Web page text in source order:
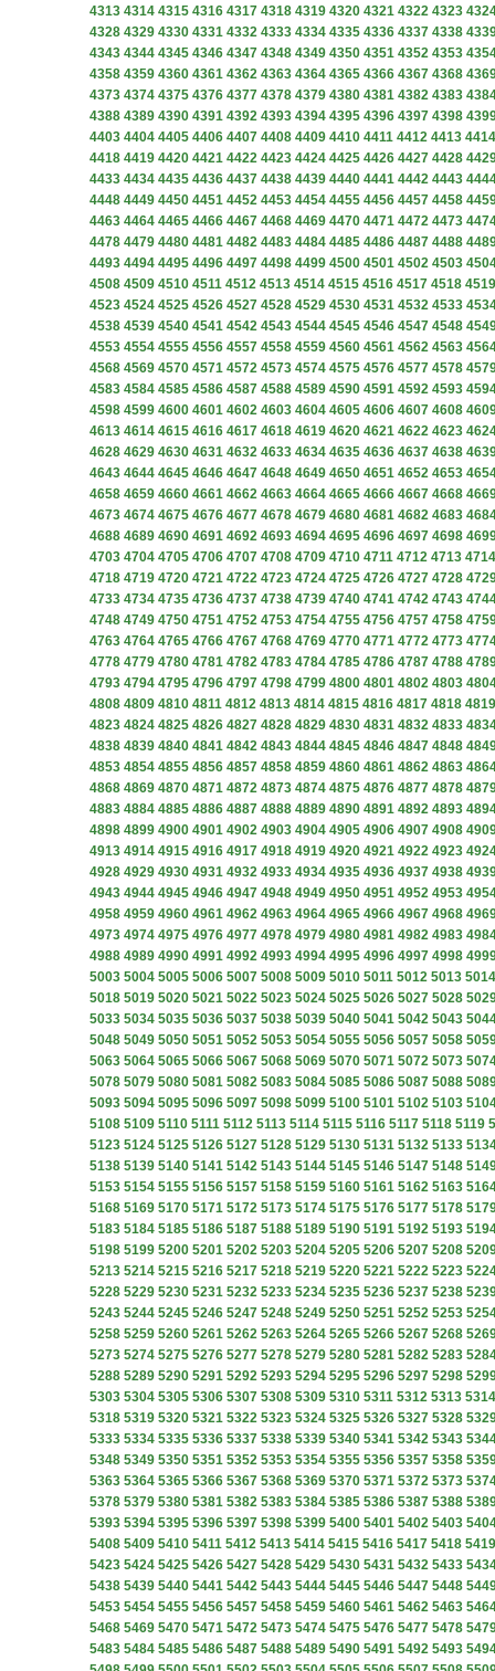
4313 4314 4315 4316 4317 4318 4319 4320 4321 4322 4323
4328 4329 4330 4331 4332 4333 4334 4335 4336 4337 4338
4343 4344 4345 4346 4347 4348 4349 4350 4351 4352 4353
4358 4359 4360 4361 4362 4363 4364 4365 4366 4367 4368
4373 4374 4375 4376 4377 4378 4379 4380 4381 4382 4383
4388 4389 4390 4391 4392 4393 4394 4395 4396 4397 4398
4403 4404 4405 4406 4407 4408 4409 4410 4411 4412 4413 4414
4418 4419 4420 4421 4422 4423 4424 4425 4426 4427 4428
4433 4434 4435 4436 4437 4438 4439 4440 4441 4442 4443
4448 4449 4450 4451 4452 4453 4454 4455 4456 4457 4458
4463 4464 4465 4466 4467 4468 4469 4470 4471 4472 4473
4478 4479 4480 4481 4482 4483 4484 4485 4486 4487 4488
4493 4494 4495 4496 4497 4498 4499 4500 4501 4502 4503
4508 4509 4510 4511 4512 4513 4514 4515 4516 4517 4518 4519
4523 4524 4525 4526 4527 4528 4529 4530 4531 4532 4533
4538 4539 4540 4541 4542 4543 4544 4545 4546 4547 4548
4553 4554 4555 4556 4557 4558 4559 4560 4561 4562 4563
4568 4569 4570 4571 4572 4573 4574 4575 4576 4577 4578
4583 4584 4585 4586 4587 4588 4589 4590 4591 4592 4593
4598 4599 4600 4601 4602 4603 4604 4605 4606 4607 4608
4613 4614 4615 4616 4617 4618 4619 4620 4621 4622 4623
4628 4629 4630 4631 4632 4633 4634 4635 4636 4637 4638
4643 4644 4645 4646 4647 4648 4649 4650 4651 4652 4653
4658 4659 4660 4661 4662 4663 4664 4665 4666 4667 4668
4673 4674 4675 4676 4677 4678 4679 4680 4681 4682 4683
4688 4689 4690 4691 4692 4693 4694 4695 4696 4697 4698
4703 4704 4705 4706 4707 4708 4709 4710 4711 4712 4713 4714
4718 4719 4720 4721 4722 4723 4724 4725 4726 4727 4728
4733 4734 4735 4736 4737 4738 4739 4740 4741 4742 4743
4748 4749 4750 4751 4752 4753 4754 4755 4756 4757 4758
4763 4764 4765 4766 4767 4768 4769 4770 4771 4772 4773
4778 4779 4780 4781 4782 4783 4784 4785 4786 4787 4788
4793 4794 4795 4796 4797 4798 4799 4800 4801 4802 4803
4808 4809 4810 4811 4812 4813 4814 4815 4816 4817 4818 4819
4823 4824 4825 4826 4827 4828 4829 4830 4831 4832 4833
4838 4839 4840 4841 4842 4843 4844 4845 4846 4847 4848
4853 4854 4855 4856 4857 4858 4859 4860 4861 4862 4863
4868 4869 4870 4871 4872 4873 4874 4875 4876 4877 4878
4883 4884 4885 4886 4887 4888 4889 4890 4891 4892 4893
4898 4899 4900 4901 4902 4903 4904 4905 4906 4907 4908
4913 4914 4915 4916 4917 4918 4919 4920 4921 4922 4923
4928 4929 4930 4931 4932 4933 4934 4935 4936 4937 4938
4943 4944 4945 4946 4947 4948 4949 4950 4951 4952 4953
4958 4959 4960 4961 4962 4963 4964 4965 4966 4967 4968
4973 4974 4975 4976 4977 4978 4979 4980 4981 4982 4983
4988 4989 4990 4991 4992 4993 4994 4995 4996 4997 4998
5003 5004 5005 5006 5007 5008 5009 5010 5011 5012 5013 5014
5018 5019 5020 5021 5022 5023 5024 5025 5026 5027 5028
5033 5034 5035 5036 5037 5038 5039 5040 5041 5042 5043
5048 5049 5050 5051 5052 5053 5054 5055 5056 5057 5058
5063 5064 5065 5066 5067 5068 5069 5070 5071 5072 5073
5078 5079 5080 5081 5082 5083 5084 5085 5086 5087 5088
5093 5094 5095 5096 5097 5098 5099 5100 5101 5102 5103
5108 5109 5110 5111 5112 5113 5114 5115 5116 5117 5118 5119
5123 5124 5125 5126 5127 5128 5129 5130 5131 5132 5133
5138 5139 5140 5141 5142 5143 5144 5145 5146 5147 5148
5153 5154 5155 5156 5157 5158 5159 5160 5161 5162 5163
5168 5169 5170 5171 5172 5173 5174 5175 5176 5177 5178
5183 5184 5185 5186 5187 5188 5189 5190 5191 5192 5193
5198 5199 5200 5201 5202 5203 5204 5205 5206 5207 5208
5213 5214 5215 5216 5217 5218 5219 5220 5221 5222 5223
5228 5229 5230 5231 5232 5233 5234 5235 5236 5237 5238
5243 5244 5245 5246 5247 5248 5249 5250 5251 5252 5253
5258 5259 5260 5261 5262 5263 5264 5265 5266 5267 5268
5273 5274 5275 5276 5277 5278 5279 5280 5281 5282 5283
5288 5289 5290 5291 5292 5293 5294 5295 5296 5297 5298
5303 5304 5305 5306 5307 5308 5309 5310 5311 5312 5313 5314
5318 5319 5320 5321 5322 5323 5324 5325 5326 5327 5328
5333 5334 5335 5336 5337 5338 5339 5340 5341 5342 5343
5348 5349 5350 5351 5352 5353 5354 5355 5356 5357 5358
5363 5364 5365 5366 5367 5368 5369 5370 5371 5372 5373
5378 5379 5380 5381 5382 5383 5384 5385 5386 5387 5388
5393 5394 5395 5396 5397 5398 5399 5400 5401 5402 5403
5408 5409 5410 5411 5412 5413 5414 5415 5416 5417 5418 5419
5423 5424 5425 5426 5427 5428 5429 5430 5431 5432 5433
5438 5439 5440 5441 5442 5443 5444 5445 5446 5447 5448
5453 5454 5455 5456 5457 5458 5459 5460 5461 5462 5463
5468 5469 5470 5471 5472 5473 5474 5475 5476 5477 5478
5483 5484 5485 5486 5487 5488 5489 5490 5491 5492 5493